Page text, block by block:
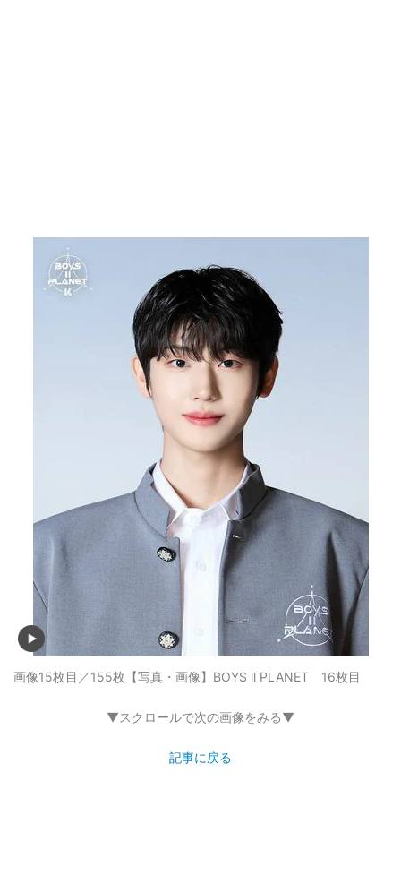
画像15枚目／155枚 【写真・画像】BOYS ll PLANET 16枚目
▼スクロールで次の画像をみる▼
記事に戻る